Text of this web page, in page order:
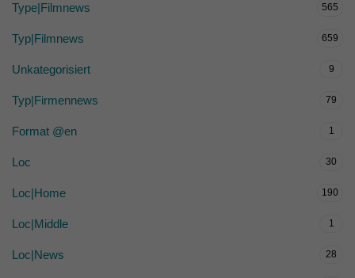
Type|Filmnews 565
Typ|Filmnews 659
Unkategorisiert 9
Typ|Firmennews 79
Format @en 1
Loc 30
Loc|Home 190
Loc|Middle 1
Loc|News 28